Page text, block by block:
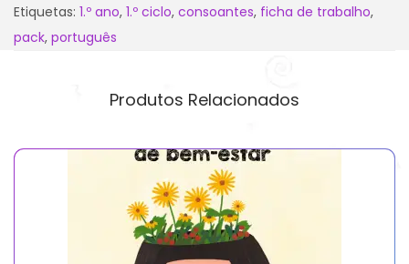
Etiquetas: 1.º ano, 1.º ciclo, consoantes, ficha de trabalho,
pack, português
Produtos Relacionados